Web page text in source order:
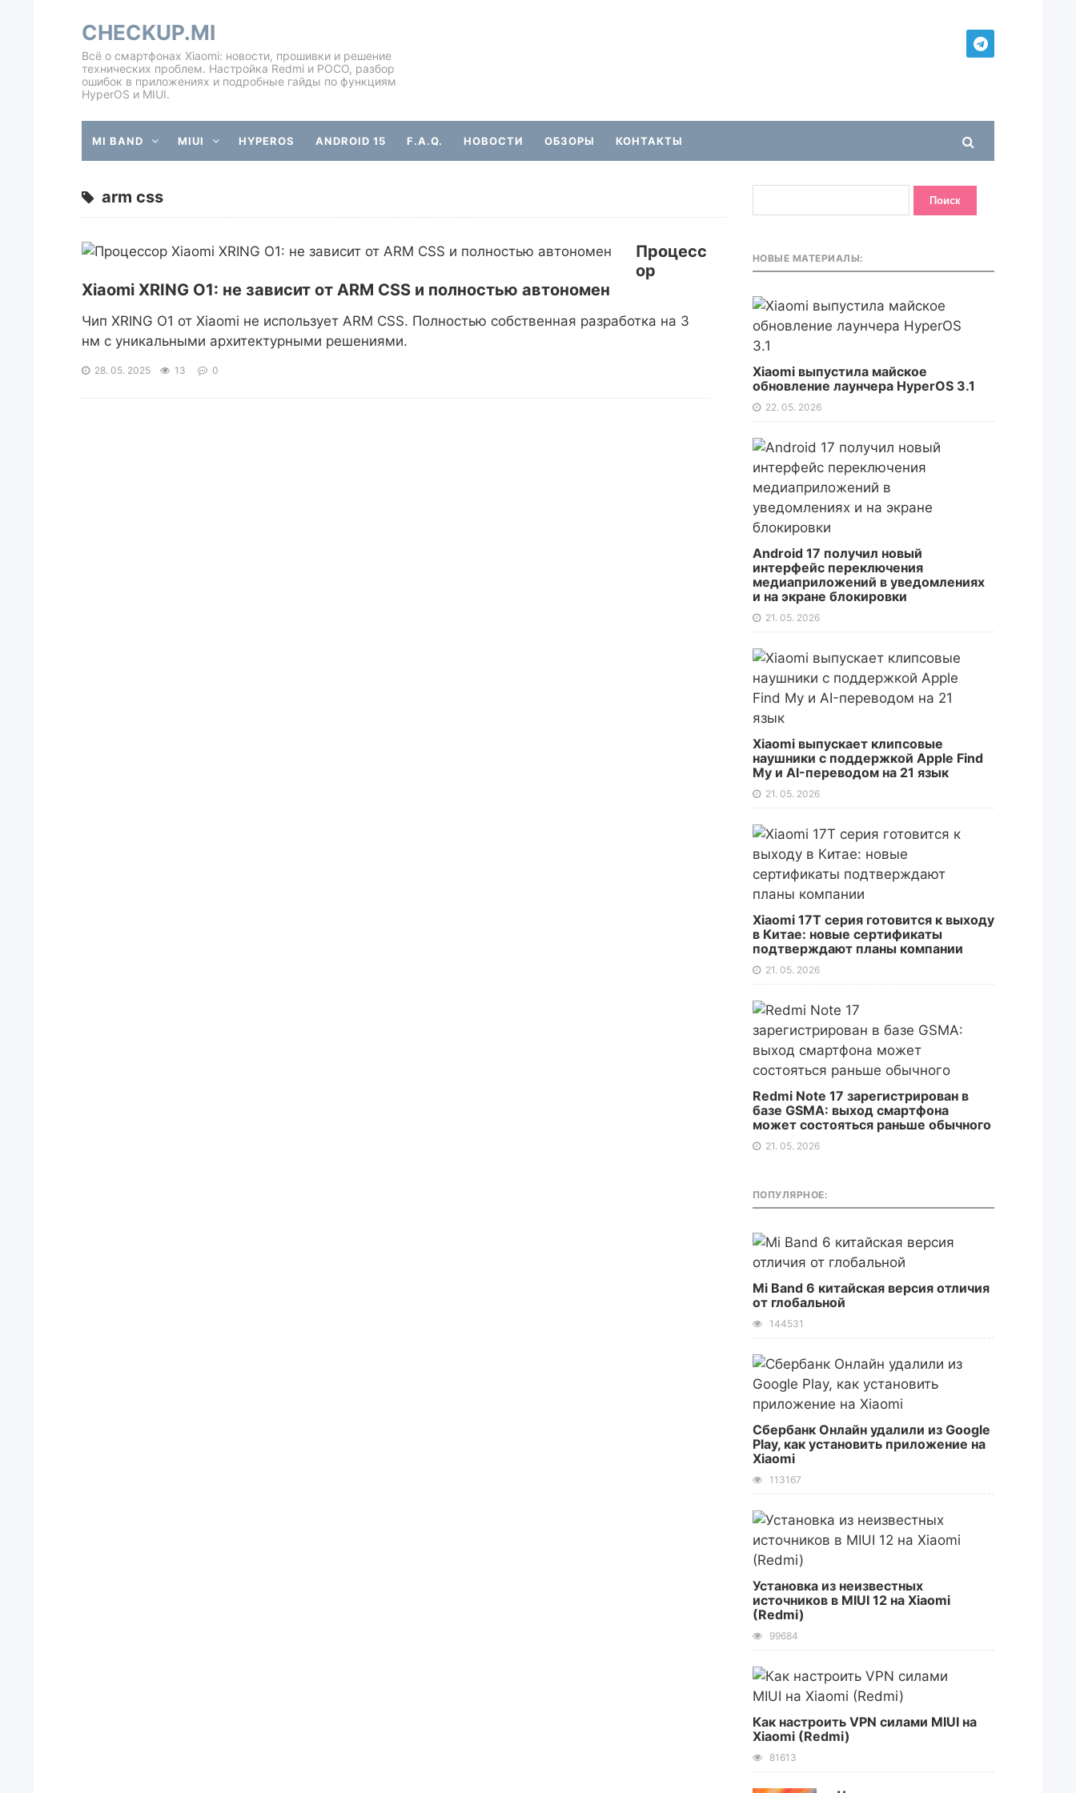
CHECKUP.MI
Всё о смартфонах Xiaomi: новости, прошивки и решение
технических проблем. Настройка Redmi и POCO, разбор
ошибок в приложениях и подробные гайды по функциям
HyperOS и MIUI.
MI BAND MIUI HYPEROS ANDROID 15 F.A.Q. НОВОСТИ ОБЗОРЫ КОНТАКТЫ
arm css
Процесс
ор
Xiaomi XRING O1: не зависит от ARM CSS и полностью автономен
Чип XRING O1 от Xiaomi не использует ARM CSS. Полностью собственная разработка на 3
нм с уникальными архитектурными решениями.
28. 05. 2025 13 0
НОВЫЕ МАТЕРИАЛЫ:
Xiaomi выпустила майское
обновление лаунчера HyperOS 3.1
22. 05. 2026
Android 17 получил новый
интерфейс переключения
медиаприложений в уведомлениях
и на экране блокировки
21. 05. 2026
Xiaomi выпускает клипсовые
наушники с поддержкой Apple Find
My и AI-переводом на 21 язык
21. 05. 2026
Xiaomi 17T серия готовится к выходу
в Китае: новые сертификаты
подтверждают планы компании
21. 05. 2026
Redmi Note 17 зарегистрирован в
базе GSMA: выход смартфона
может состояться раньше обычного
21. 05. 2026
ПОПУЛЯРНОЕ:
Mi Band 6 китайская версия отличия
от глобальной
144531
Сбербанк Онлайн удалили из Google
Play, как установить приложение на
Xiaomi
113167
Установка из неизвестных
источников в MIUI 12 на Xiaomi
(Redmi)
99684
Как настроить VPN силами MIUI на
Xiaomi (Redmi)
81613